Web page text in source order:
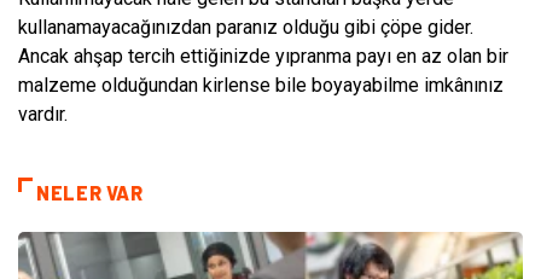
kullanamayacağınızdan paranız olduğu gibi çöpe gider.
Ancak ahşap tercih ettiğinizde yıpranma payı en az olan bir
malzeme olduğundan kirlense bile boyayabilme imkânınız
vardır.
NELER VAR